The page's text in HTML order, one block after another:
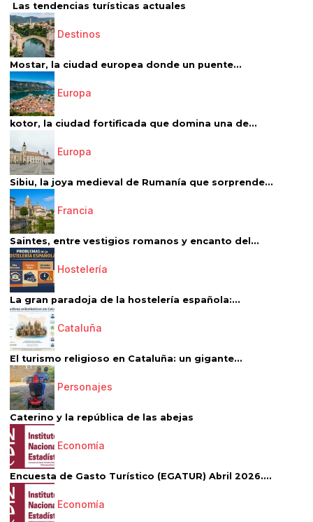
Las tendencias turísticas actuales
Destinos
Mostar, la ciudad europea donde un puente...
Europa
kotor, la ciudad fortificada que domina una de...
Europa
Sibiu, la joya medieval de Rumanía que sorprende...
Francia
Saintes, entre vestigios romanos y encanto del...
Hostelería
La gran paradoja de la hostelería española:...
Cataluña
El turismo religioso en Cataluña: un gigante...
Personajes
Caterino y la república de las abejas
Economía
Encuesta de Gasto Turístico (EGATUR) Abril 2026....
Economía